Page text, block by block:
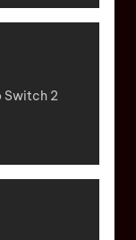
Switch 2